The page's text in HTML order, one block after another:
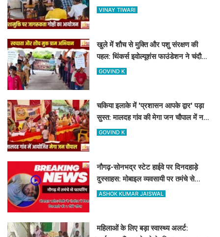
नशामुक्ति गोष्ठी का आयोजन
VINAY TIWARI
खुले में शौच से मुक्ति और पशु संरक्षण की
पहल: थिंकर्स इवोल्यूशंस फाउंडेशन ने चंदौली
के गांवों में चलाया अभियान
GOVIND K
चकिया इलाके में 'प्रशासन आपके द्वार' पड़ा
सुस्त: मालदह गांव की मेगा जन चौपाल में नहीं
पहुंचे बड़े अफसर
GOVIND K
नौगढ़-सोनभद्र स्टेट हाईवे पर दिनदहाड़े
दुस्साहस: मोबाइल व्यवसायी पर तमंचे से
फायरिंग, हाथ में लगी गोली
ASHOK KUMAR JAISWAL
महिलाओं के लिए बड़ा स्वास्थ्य अलर्ट: